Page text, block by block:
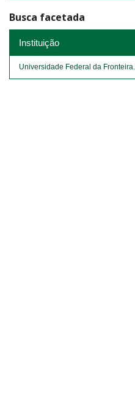
Busca facetada
Instituição
Universidade Federal da Fronteira...